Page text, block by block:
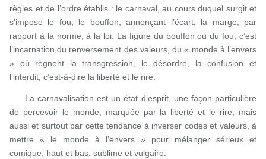
règles et de l’ordre établis : le carnaval, au cours duquel surgit et
s’impose le fou, le bouffon, annonçant l’écart, la marge, par
rapport à la norme, à la loi. La figure du bouffon ou du fou, c’est
l’incarnation du renversement des valeurs, du « monde à l’envers
» où règnent la transgression, le désordre, la confusion et
l’interdit, c’est-à-dire la liberté et le rire.
La carnavalisation est un état d’esprit, une façon particulière
de percevoir le monde, marquée par la liberté et le rire, mais
aussi et surtout par cette tendance à inverser codes et valeurs, à
mettre « le monde à l’envers » pour mélanger sérieux et
comique, haut et bas, sublime et vulgaire.